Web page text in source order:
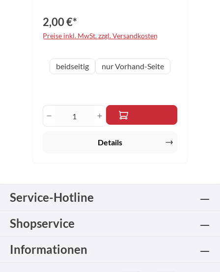
2,00 €*
Preise inkl. MwSt. zzgl. Versandkosten
Varianteauswählen
beidseitig nur Vorhand-Seite
Produkt Anzahl: Gib den
Details
Service-Hotline
Shopservice
Informationen